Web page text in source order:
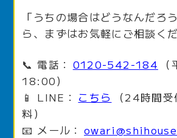
「うちの場合はどうなんだろ
ら、まずはお気軽にご相談くだ
📞 電話： 0120-542-184
18:00）
📱 LINE： こちら
（24時間
料）
📧 メール：